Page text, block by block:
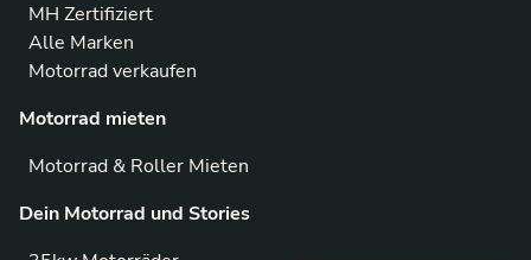
MH Zertifiziert
Alle Marken
Motorrad verkaufen
Motorrad mieten
Motorrad & Roller Mieten
Dein Motorrad und Stories